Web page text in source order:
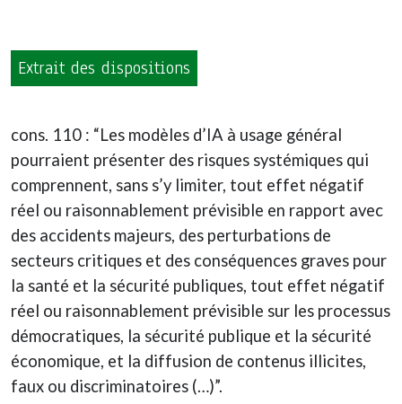
Extrait des dispositions
cons. 110 : “Les modèles d’IA à usage général
pourraient présenter des risques systémiques qui
comprennent, sans s’y limiter, tout effet négatif
réel ou raisonnablement prévisible en rapport avec
des accidents majeurs, des perturbations de
secteurs critiques et des conséquences graves pour
la santé et la sécurité publiques, tout effet négatif
réel ou raisonnablement prévisible sur les processus
démocratiques, la sécurité publique et la sécurité
économique, et la diffusion de contenus illicites,
faux ou discriminatoires (…)”.